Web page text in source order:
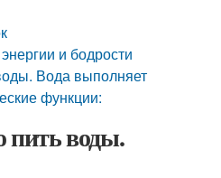
и бодрости
Вода выполняет
функции:
пить воды.